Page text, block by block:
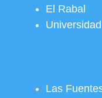
El Rabal
Universidad
Las